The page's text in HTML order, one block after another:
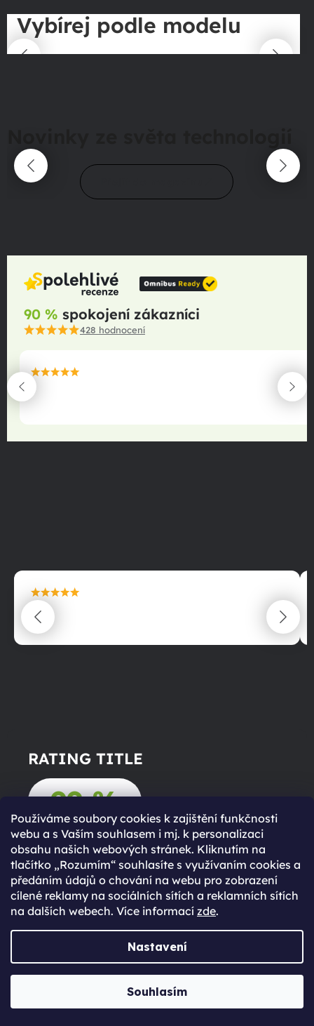
Používáme soubory cookies k zajištění funkčnosti
webu a s Vaším souhlasem i mj. k personalizaci
obsahu našich webových stránek. Kliknutím na
tlačítko „Rozumím“ souhlasíte s využívaním cookies a
předáním údajů o chování na webu pro zobrazení
cílené reklamy na sociálních sítích a reklamních sítích
na dalších webech. Více informací zde.
Nastavení
Souhlasím
Vybírej podle modelu
90 % spokojení zákazníci
428 hodnocení
maximální spokojenost
22.06.2025
maximální spokojenost
22.06.2025
RATING TITLE
99 %
RATING PARAGRAPH
RATING CTA BTN
Košík je prázdný